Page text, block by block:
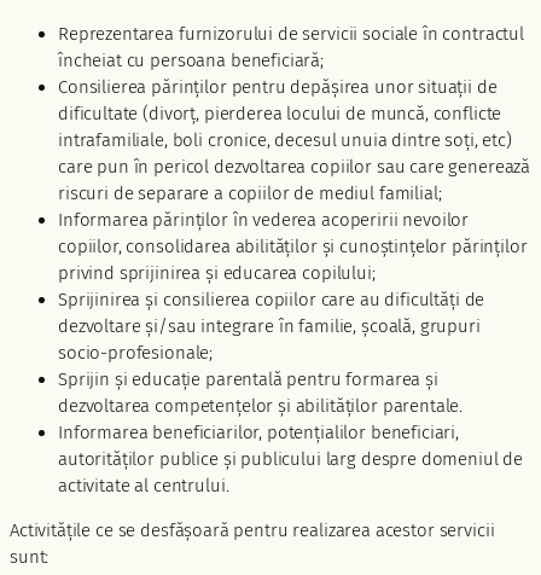
Reprezentarea furnizorului de servicii sociale în contractul
încheiat cu persoana beneficiară;
Consilierea părinților pentru depășirea unor situații de
dificultate (divorț, pierderea locului de muncă, conflicte
intrafamiliale, boli cronice, decesul unuia dintre soți, etc)
care pun în pericol dezvoltarea copiilor sau care generează
riscuri de separare a copiilor de mediul familial;
Informarea părinților în vederea acoperirii nevoilor
copiilor, consolidarea abilităților și cunoștințelor părinților
privind sprijinirea și educarea copilului;
Sprijinirea și consilierea copiilor care au dificultăți de
dezvoltare și/sau integrare în familie, școală, grupuri
socio-profesionale;
Sprijin şi educaţie parentală pentru formarea şi
dezvoltarea competenţelor şi abilităţilor parentale.
Informarea beneficiarilor, potenţialilor beneficiari,
autorităţilor publice şi publicului larg despre domeniul de
activitate al centrului.
Activitățile ce se desfășoară pentru realizarea acestor servicii
sunt: